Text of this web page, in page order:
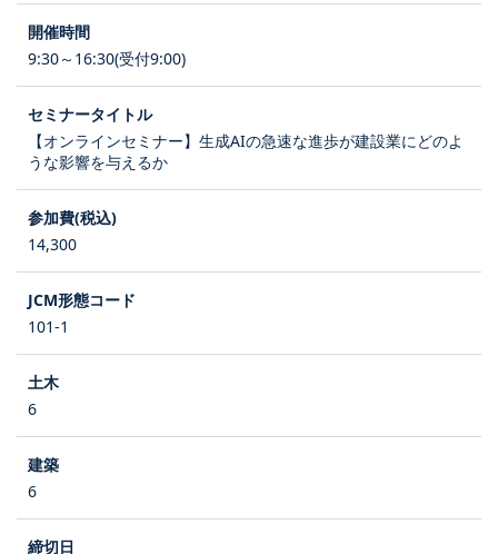
9:30～16:30(受付9:00)
【オンラインセミナー】生成AIの急速な進歩が建設業にどのよ
うな影響を与えるか
14,300
101-1
6
6